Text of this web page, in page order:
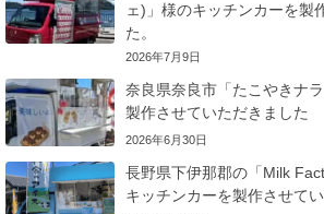
ェ)」様のキッチンカーを製
た。
2026年7月9日
奈良県奈良市「たこやきナ
製作させていただきました
2026年6月30日
長野県下伊那郡の「Milk
キッチンカーを製作させてい